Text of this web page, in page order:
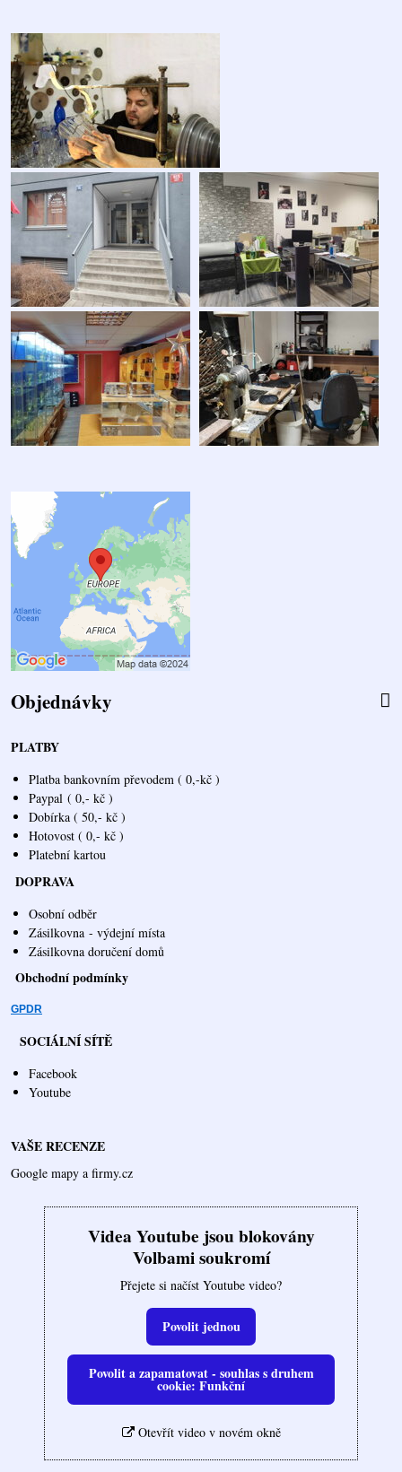
Objednávky
PLATBY
Platba bankovním převodem ( 0,-kč )
Paypal ( 0,- kč )
Dobírka ( 50,- kč )
Hotovost ( 0,- kč )
Platební kartou
DOPRAVA
Osobní odběr
Zásilkovna - výdejní místa
Zásilkovna doručení domů
Obchodní podmínky
GPDR
SOCIÁLNÍ SÍTĚ
Facebook
Youtube
VAŠE RECENZE
Google mapy a firmy.cz
Videa Youtube jsou blokovány
Volbami soukromí
Přejete si načíst Youtube video?
Povolit jednou
Povolit a zapamatovat - souhlas s druhem
cookie: Funkční
Otevřít video v novém okně